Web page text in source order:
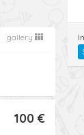
gallery
100 €